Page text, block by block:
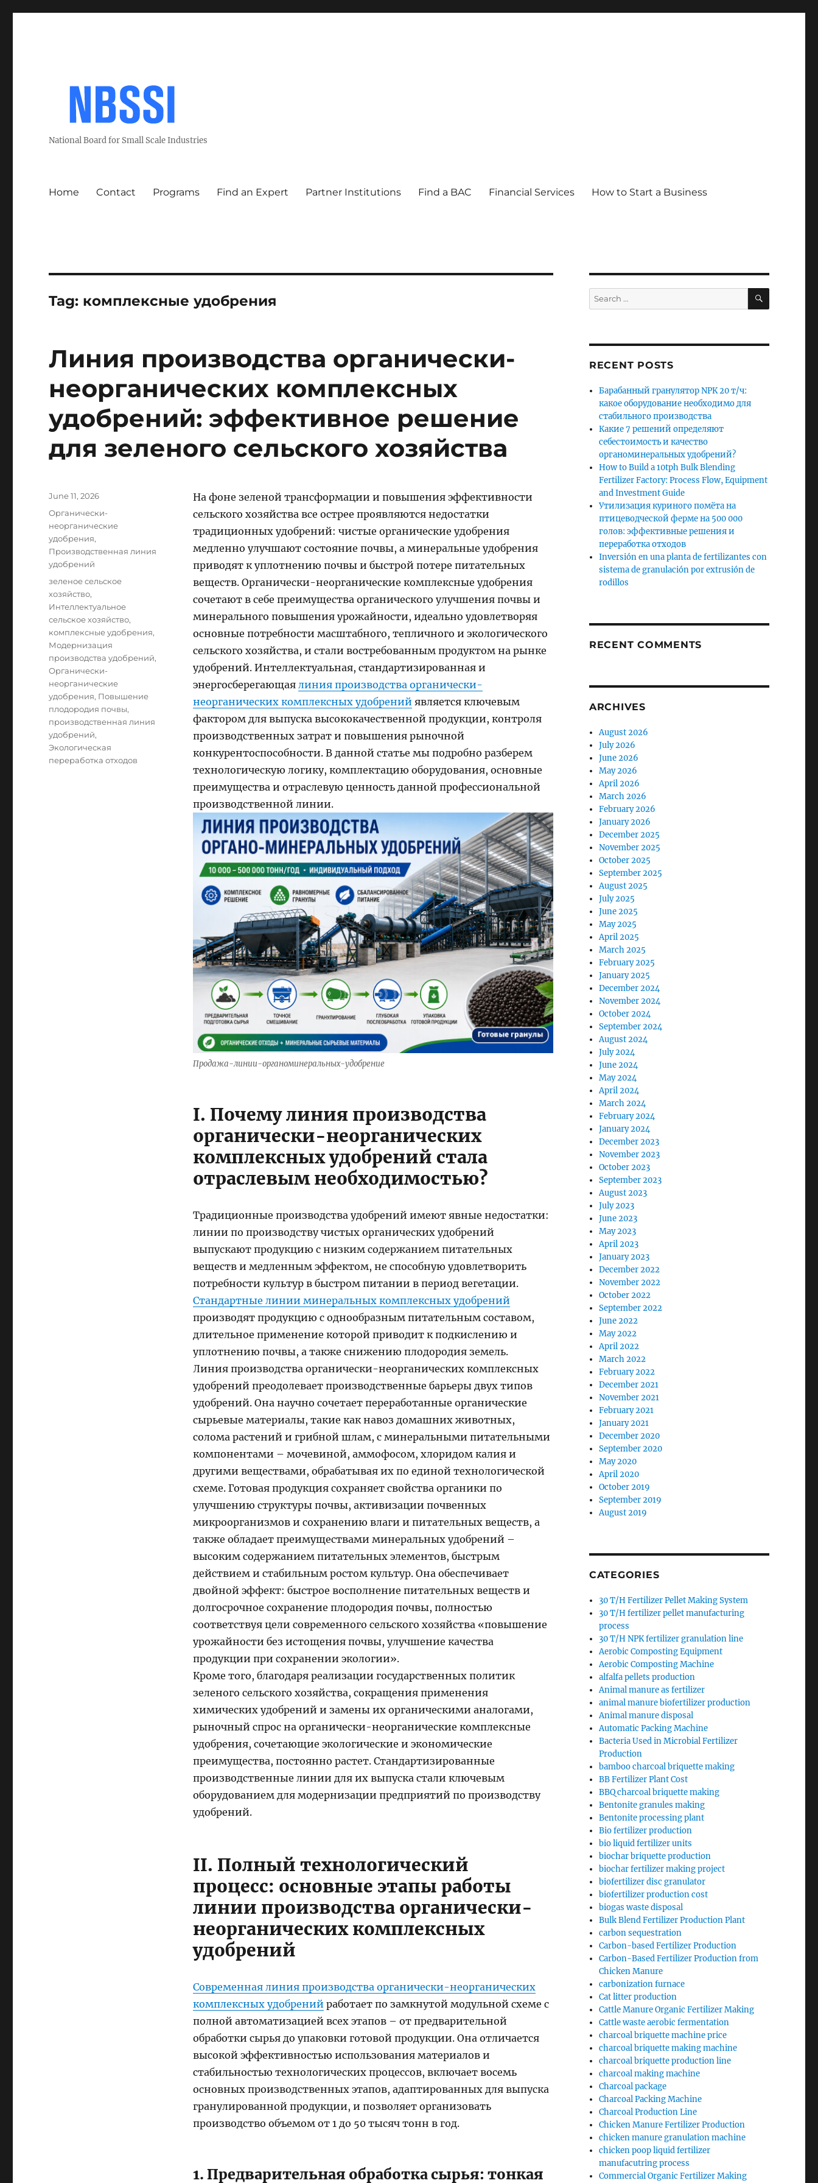
National Board for Small Scale Industries
Home Contact Programs Find an Expert Partner Institutions Find a BAC Financial Services How to Start a Business
Tag: комплексные удобрения
Линия производства органически-
неорганических комплексных
удобрений: эффективное решение
для зеленого сельского хозяйства
На фоне зеленой трансформации и повышения эффективности
сельского хозяйства все острее проявляются недостатки
традиционных удобрений: чистые органические удобрения
медленно улучшают состояние почвы, а минеральные удобрения
приводят к уплотнению почвы и быстрой потере питательных
веществ. Органически-неорганические комплексные удобрения
сочетают в себе преимущества органического улучшения почвы и
минерального повышения урожайности, идеально удовлетворяя
основные потребности масштабного, тепличного и экологического
сельского хозяйства, и стали востребованным продуктом на рынке
удобрений. Интеллектуальная, стандартизированная и
энергосберегающая линия производства органически-
неорганических комплексных удобрений является ключевым
фактором для выпуска высококачественной продукции, контроля
производственных затрат и повышения рыночной
конкурентоспособности. В данной статье мы подробно разберем
технологическую логику, комплектацию оборудования, основные
преимущества и отраслевую ценность данной профессиональной
производственной линии.
Продажа-линии-органоминеральных-удобрение
I. Почему линия производства
органически-неорганических
комплексных удобрений стала
отраслевым необходимостью?
Традиционные производства удобрений имеют явные недостатки:
линии по производству чистых органических удобрений
выпускают продукцию с низким содержанием питательных
веществ и медленным эффектом, не способную удовлетворить
потребности культур в быстром питании в период вегетации.
Стандартные линии минеральных комплексных удобрений
производят продукцию с однообразным питательным составом,
длительное применение которой приводит к подкислению и
уплотнению почвы, а также снижению плодородия земель.
Линия производства органически-неорганических комплексных
удобрений преодолевает производственные барьеры двух типов
удобрений. Она научно сочетает переработанные органические
сырьевые материалы, такие как навоз домашних животных,
солома растений и грибной шлам, с минеральными питательными
компонентами – мочевиной, аммофосом, хлоридом калия и
другими веществами, обрабатывая их по единой технологической
схеме. Готовая продукция сохраняет свойства органики по
улучшению структуры почвы, активизации почвенных
микроорганизмов и сохранению влаги и питательных веществ, а
также обладает преимуществами минеральных удобрений –
высоким содержанием питательных элементов, быстрым
действием и стабильным ростом культур. Она обеспечивает
двойной эффект: быстрое восполнение питательных веществ и
долгосрочное сохранение плодородия почвы, полностью
соответствуя цели современного сельского хозяйства «повышение
урожайности без истощения почвы, улучшение качества
продукции при сохранении экологии».
Кроме того, благодаря реализации государственных политик
зеленого сельского хозяйства, сокращения применения
химических удобрений и замены их органическими аналогами,
рыночный спрос на органически-неорганические комплексные
удобрения, сочетающие экологические и экономические
преимущества, постоянно растет. Стандартизированные
производственные линии для их выпуска стали ключевым
оборудованием для модернизации предприятий по производству
удобрений.
II. Полный технологический
процесс: основные этапы работы
линии производства органически-
неорганических комплексных
удобрений
Современная линия производства органически-неорганических
комплексных удобрений работает по замкнутой модульной схеме с
полной автоматизацией всех этапов – от предварительной
обработки сырья до упаковки готовой продукции. Она отличается
высокой эффективностью использования материалов и
стабильностью технологических процессов, включает восемь
основных производственных этапов, адаптированных для выпуска
гранулированной продукции, и позволяет организовать
производство объемом от 1 до 50 тысяч тонн в год.
1. Предварительная обработка сырья: тонкая
Posted
June 11, 2026
Categories
Органически-
неорганические
удобрения,
Производственная линия
удобрений
Tags
зеленое сельское
хозяйство,
Интеллектуальное
сельское хозяйство,
комплексные удобрения,
Модернизация
производства удобрений,
Органически-
неорганические
удобрения, Повышение
плодородия почвы,
производственная линия
удобрений,
Экологическая
переработка отходов
Search
for:
SEARCH
RECENT POSTS
Барабанный гранулятор NPK 20 т/ч:
какое оборудование необходимо для
стабильного производства
Какие 7 решений определяют
себестоимость и качество
органоминеральных удобрений?
How to Build a 10tph Bulk Blending
Fertilizer Factory: Process Flow, Equipment
and Investment Guide
Утилизация куриного помёта на
птицеводческой ферме на 500 000
голов: эффективные решения и
переработка отходов
Inversión en una planta de fertilizantes con
sistema de granulación por extrusión de
rodillos
RECENT COMMENTS
ARCHIVES
August 2026
July 2026
June 2026
May 2026
April 2026
March 2026
February 2026
January 2026
December 2025
November 2025
October 2025
September 2025
August 2025
July 2025
June 2025
May 2025
April 2025
March 2025
February 2025
January 2025
December 2024
November 2024
October 2024
September 2024
August 2024
July 2024
June 2024
May 2024
April 2024
March 2024
February 2024
January 2024
December 2023
November 2023
October 2023
September 2023
August 2023
July 2023
June 2023
May 2023
April 2023
January 2023
December 2022
November 2022
October 2022
September 2022
June 2022
May 2022
April 2022
March 2022
February 2022
December 2021
November 2021
February 2021
January 2021
December 2020
September 2020
May 2020
April 2020
October 2019
September 2019
August 2019
CATEGORIES
30 T/H Fertilizer Pellet Making System
30 T/H fertilizer pellet manufacturing
process
30 T/H NPK fertilizer granulation line
Aerobic Composting Equipment
Aerobic Composting Machine
alfalfa pellets production
Animal manure as fertilizer
animal manure biofertilizer production
Animal manure disposal
Automatic Packing Machine
Bacteria Used in Microbial Fertilizer
Production
bamboo charcoal briquette making
BB Fertilizer Plant Cost
BBQ charcoal briquette making
Bentonite granules making
Bentonite processing plant
Bio fertilizer production
bio liquid fertilizer units
biochar briquette production
biochar fertilizer making project
biofertilizer disc granulator
biofertilizer production cost
biogas waste disposal
Bulk Blend Fertilizer Production Plant
carbon sequestration
Carbon-based Fertilizer Production
Carbon-Based Fertilizer Production from
Chicken Manure
carbonization furnace
Cat litter production
Cattle Manure Organic Fertilizer Making
Cattle waste aerobic fermentation
charcoal briquette machine price
charcoal briquette making machine
charcoal briquette production line
charcoal making machine
Charcoal package
Charcoal Packing Machine
Charcoal Production Line
Chicken Manure Fertilizer Production
chicken manure granulation machine
chicken poop liquid fertilizer
manufacutring process
Commercial Organic Fertilizer Making